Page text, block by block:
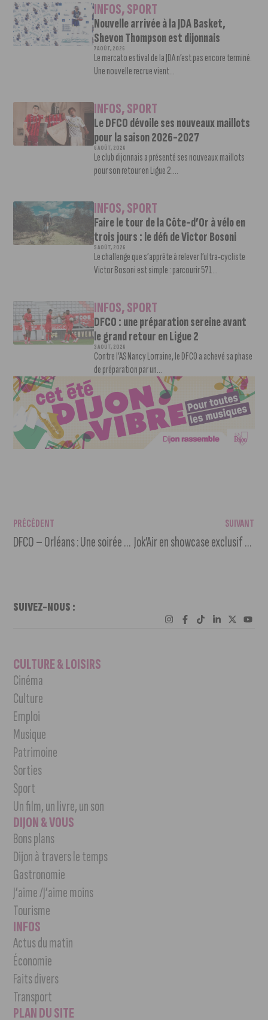
INFOS,SPORT
Nouvelle arrivée à la JDA Basket,
Shevon Thompson est dijonnais
7 AOÛT, 2026
Le mercato estival de la JDA n’est pas encore terminé.
Une nouvelle recrue vient...
INFOS,SPORT
Le DFCO dévoile ses nouveaux maillots
pour la saison 2026-2027
6 AOÛT, 2026
Le club dijonnais a présenté ses nouveaux maillots
pour son retour en Ligue 2....
INFOS,SPORT
Faire le tour de la Côte-d’Or à vélo en
trois jours : le défi de Victor Bosoni
5 AOÛT, 2026
Le challenge que s’apprête à relever l’ultra-cycliste
Victor Bosoni est simple : parcourir 571...
INFOS,SPORT
DFCO : une préparation sereine avant
le grand retour en Ligue 2
3 AOÛT, 2026
Contre l’AS Nancy Lorraine, le DFCO a achevé sa phase
de préparation par un...
PRÉCÉDENT
DFCO – Orléans : Une soirée de gala pour fêter nos champions !
SUIVANT
Jok’Air en showcase exclusif au Melkior
SUIVEZ-NOUS :
CULTURE & LOISIRS
Cinéma
Culture
Emploi
Musique
Patrimoine
Sorties
Sport
Un film, un livre, un son
DIJON & VOUS
Bons plans
Dijon à travers le temps
Gastronomie
J’aime /J’aime moins
Tourisme
INFOS
Actus du matin
Économie
Faits divers
Transport
PLAN DU SITE